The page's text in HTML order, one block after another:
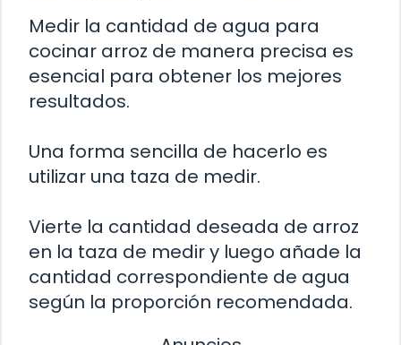
Medir la cantidad de agua para
cocinar arroz de manera precisa es
esencial para obtener los mejores
resultados.
Una forma sencilla de hacerlo es
utilizar una taza de medir.
Vierte la cantidad deseada de arroz
en la taza de medir y luego añade la
cantidad correspondiente de agua
según la proporción recomendada.